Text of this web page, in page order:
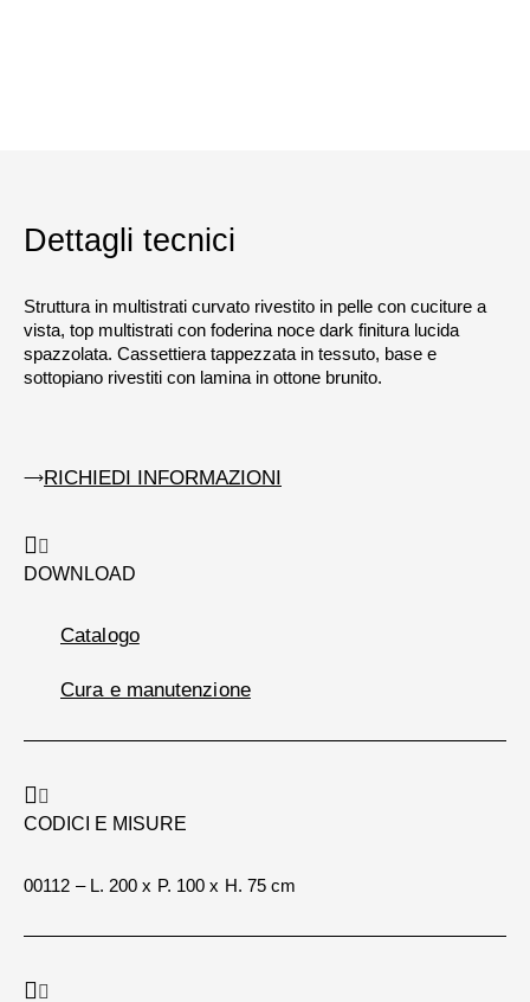
Dettagli tecnici
Struttura in multistrati curvato rivestito in pelle con cuciture a
vista, top multistrati con foderina noce dark finitura lucida
spazzolata. Cassettiera tappezzata in tessuto, base e
sottopiano rivestiti con lamina in ottone brunito.
RICHIEDI INFORMAZIONI
DOWNLOAD
Catalogo
Cura e manutenzione
CODICI E MISURE
00112 – L. 200 x P. 100 x H. 75 cm